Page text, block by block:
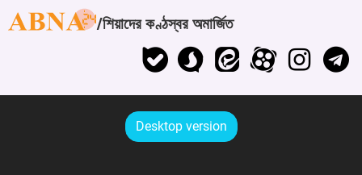
শিয়াদের কণ্ঠস্বর অমার্জিত
Desktop version